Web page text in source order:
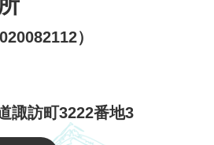
）
諏訪町3222番地3